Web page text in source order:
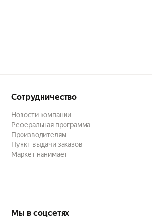
Сотрудничество
Новости компании
Реферальная программа
Производителям
Пункт выдачи заказов
Маркет нанимает
Мы в соцсетях